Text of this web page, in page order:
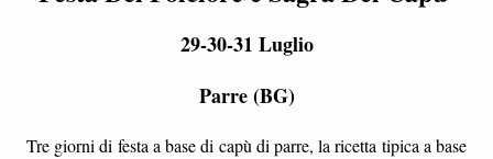
29-30-31 Luglio
Parre (BG)
Tre giorni di festa a base di capù di parre, la ricetta tipica a base